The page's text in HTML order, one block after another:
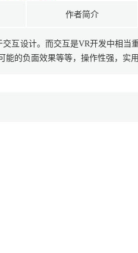
作者简介
互设计。而交互是VR开发中相当
能的负面效果等等，操作性强，实用